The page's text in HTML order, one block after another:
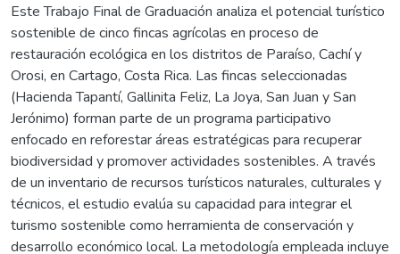
Este Trabajo Final de Graduación analiza el potencial turístico
sostenible de cinco fincas agrícolas en proceso de
restauración ecológica en los distritos de Paraíso, Cachí y
Orosi, en Cartago, Costa Rica. Las fincas seleccionadas
(Hacienda Tapantí, Gallinita Feliz, La Joya, San Juan y San
Jerónimo) forman parte de un programa participativo
enfocado en reforestar áreas estratégicas para recuperar
biodiversidad y promover actividades sostenibles. A través
de un inventario de recursos turísticos naturales, culturales y
técnicos, el estudio evalúa su capacidad para integrar el
turismo sostenible como herramienta de conservación y
desarrollo económico local. La metodología empleada incluye